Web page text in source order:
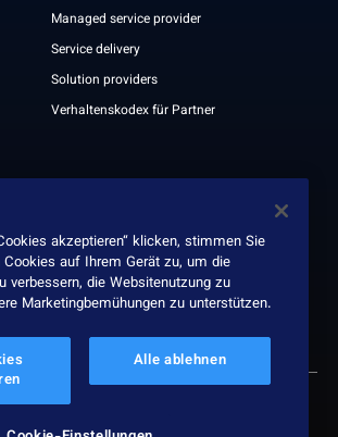
Managed service provider
Service delivery
Solution providers
Verhaltenskodex für Partner
Service terms Verantwortungsvolle Offenlegung
akzeptieren“ klicken, stimmen Sie
Cookies auf Ihrem Gerät zu, um die
verbessern, die Websitenutzung zu
Marketingbemühungen zu unterstützen.
Alle ablehnen